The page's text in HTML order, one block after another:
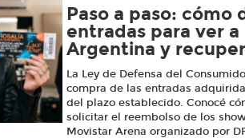
Paso a paso: cómo
entradas para ver a
Argentina y
La Ley de Defensa del
compra de las entradas
del plazo establecido. Conocé
solicitar el reembolso de los
Movistar Arena organizado por